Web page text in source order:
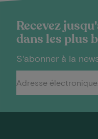
Recevez
dans les plus
S'abonner à la